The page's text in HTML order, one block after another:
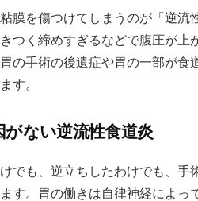
膜を傷つけてしまうのが「逆流
つく締めすぎるなどで腹圧が
の手術の後遺症や胃の一部が食
す。
ない逆流性食道炎
でも、逆立ちしたわけでも、
す。胃の働きは自律神経によっ